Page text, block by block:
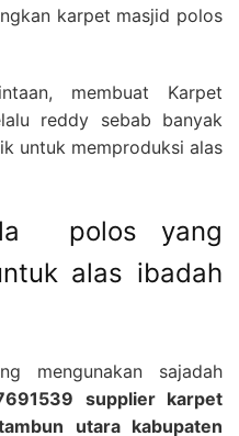
karpet masjid polos
membuat Karpet
reddy sebab banyak
untuk memproduksi alas
polos yang
alas ibadah
mengunakan sajadah
supplier karpet
utara kabupaten